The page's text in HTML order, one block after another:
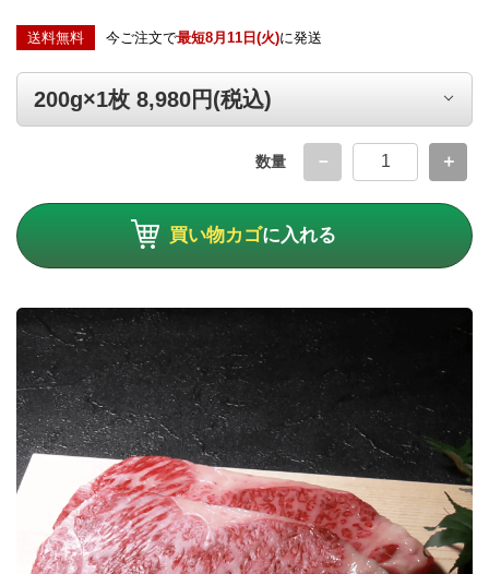
送料無料 今ご注文で最短8月11日(火)に発送
数量
買い物カゴに入れる